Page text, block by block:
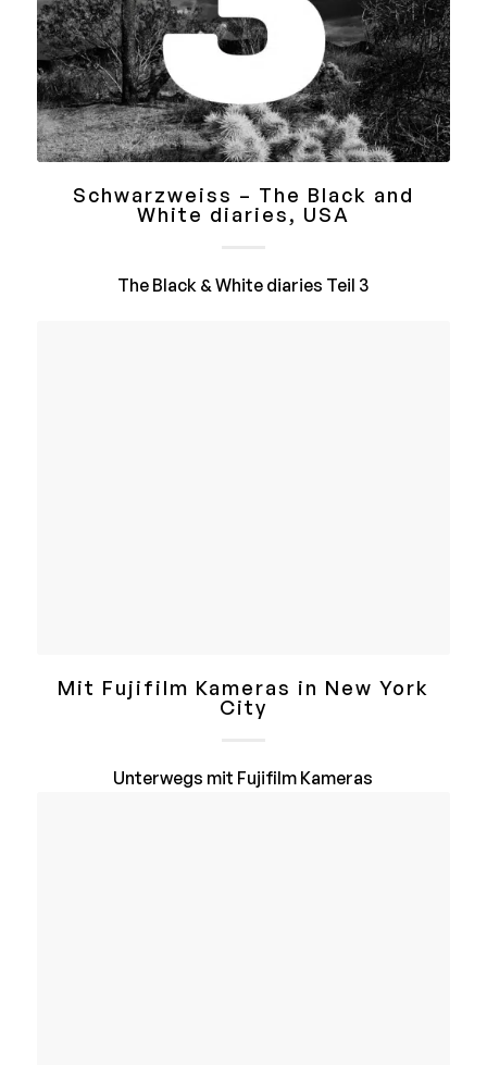
Schwarzweiss – The Black and
White diaries, USA
The Black & White diaries Teil 3
Mit Fujifilm Kameras in New York
City
Unterwegs mit Fujifilm Kameras